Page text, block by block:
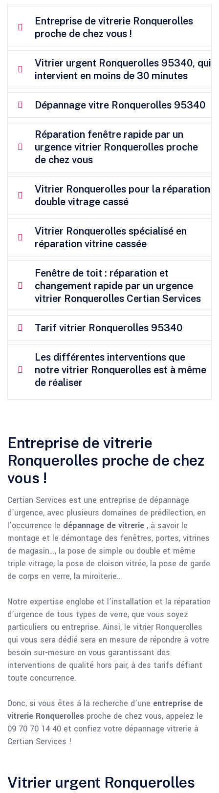
Entreprise de vitrerie Ronquerolles
proche de chez vous !
Vitrier urgent Ronquerolles 95340, qui
intervient en moins de 30 minutes
Dépannage vitre Ronquerolles 95340
Réparation fenêtre rapide par un
urgence vitrier Ronquerolles proche
de chez vous
Vitrier Ronquerolles pour la réparation
double vitrage cassé
Vitrier Ronquerolles spécialisé en
réparation vitrine cassée
Fenêtre de toit : réparation et
changement rapide par un urgence
vitrier Ronquerolles Certian Services
Tarif vitrier Ronquerolles 95340
Les différentes interventions que
notre vitrier Ronquerolles est à même
de réaliser
Entreprise de vitrerie
Ronquerolles proche de chez
vous !
Certian Services est une entreprise de dépannage
d’urgence, avec plusieurs domaines de prédilection, en
l’occurrence le dépannage de vitrerie , à savoir le
montage et le démontage des fenêtres, portes, vitrines
de magasin…, la pose de simple ou double et même
triple vitrage, la pose de cloison vitrée, la pose de garde
de corps en verre, la miroiterie…
Notre expertise englobe et l’installation et la réparation
d’urgence de tous types de verre, que vous soyez
particuliers ou entreprise. Ainsi, le vitrier Ronquerolles
qui vous sera dédié sera en mesure de répondre à votre
besoin sur-mesure en vous garantissant des
interventions de qualité hors pair, à des tarifs défiant
toute concurrence.
Donc, si vous êtes à la recherche d’une entreprise de
vitrerie Ronquerolles proche de chez vous, appelez le
09 70 70 14 40 et confiez votre dépannage vitrerie à
Certian Services !
Vitrier urgent Ronquerolles